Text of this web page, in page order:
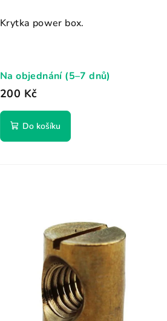
200 Kč
Na objednání (5–7 dnů)
Do košíku
Krytka power box.